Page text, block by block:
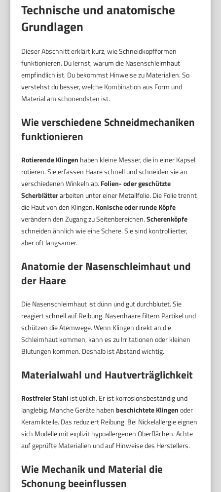
Technische und anatomische
Grundlagen
Dieser Abschnitt erklärt kurz, wie Schneidkopfformen
funktionieren. Du lernst, warum die Nasenschleimhaut
empfindlich ist. Du bekommst Hinweise zu Materialien. So
verstehst du besser, welche Kombination aus Form und
Material am schonendsten ist.
Wie verschiedene Schneidmechaniken
funktionieren
Rotierende Klingen haben kleine Messer, die in einer Kapsel
rotieren. Sie erfassen Haare schnell und schneiden sie an
verschiedenen Winkeln ab. Folien- oder geschützte
Scherblätterarbeiten unter einer Metallfolie. Die Folie trennt
die Haut von den Klingen. Konische oder runde Köpfe
verändern den Zugang zu Seitenbereichen.Scherenköpfe
schneiden ähnlich wie eine Schere. Sie sind kontrollierter,
aber oft langsamer.
Anatomie der Nasenschleimhaut und
der Haare
Die Nasenschleimhaut ist dünn und gut durchblutet. Sie
reagiert schnell auf Reibung. Nasenhaare filtern Partikel und
schützen die Atemwege. Wenn Klingen direkt an die
Schleimhaut kommen, kann es zu Irritationen oder kleinen
Blutungen kommen. Deshalb ist Abstand wichtig.
Materialwahl und Hautverträglichkeit
Rostfreier Stahl ist üblich. Er ist korrosionsbeständig und
langlebig. Manche Geräte habenbeschichtete Klingenoder
Keramikteile. Das reduziert Reibung. Bei Nickelallergie eignen
sich Modelle mit explizit hypoallergenen Oberflächen. Achte
auf geprüfte Materialien und auf Hinweise des Herstellers.
Wie Mechanik und Material die
Schonung beeinflussen